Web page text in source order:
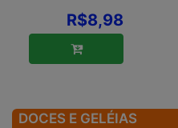
R$8,98
DOCES E GELÉIAS